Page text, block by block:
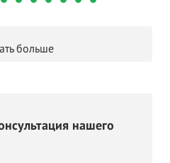
больше
нашего